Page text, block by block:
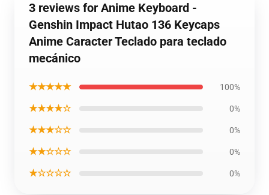
3 reviews for Anime Keyboard -
Genshin Impact Hutao 136 Keycaps
Anime Caracter Teclado para teclado
mecánico
★★★★★ 100%
★★★★☆ 0%
★★★☆☆ 0%
★★☆☆☆ 0%
★☆☆☆☆ 0%